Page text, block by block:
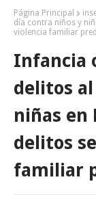
Página Principal
día contra niños y
violencia familiar
Infancia
delitos
niñas en
delitos
familiar